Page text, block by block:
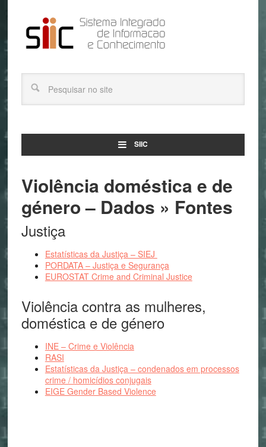
SIIC
Violência doméstica e de
género – Dados » Fontes
Justiça
Estatísticas da Justiça – SIEJ
PORDATA – Justiça e Segurança
EUROSTAT Crime and Criminal Justice
Violência contra as mulheres,
doméstica e de género
INE – Crime e Violência
RASI
Estatísticas da Justiça – condenados em processos
crime / homicídios conjugais
EIGE Gender Based Violence